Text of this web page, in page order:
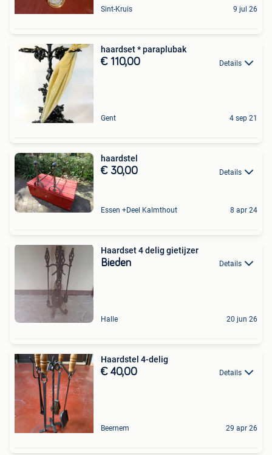
Sint-Kruis 9 jul 26
haardset * paraplubak
€ 110,00 Details
Gent 4 sep 21
haardstel
€ 30,00 Details
Essen +Deel Kalmthout 8 apr 24
Haardset 4 delig gietijzer
Bieden Details
Halle 20 jun 26
Haardstel 4-delig
€ 40,00 Details
Beernem 29 apr 26